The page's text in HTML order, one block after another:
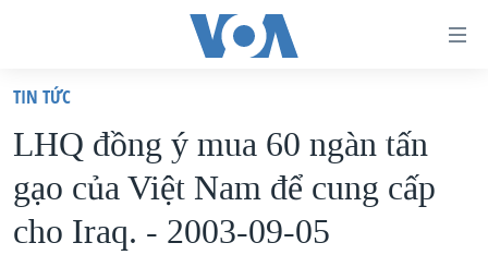
truy
cập
Tới
nội
VIỆT NAM
HOA KỲ
BIỂN ĐÔNG
TIN TỨC
LHQ đồng ý mua 60 ngàn tấn
gạo của Việt Nam để cung cấp
cho Iraq. - 2003-09-05